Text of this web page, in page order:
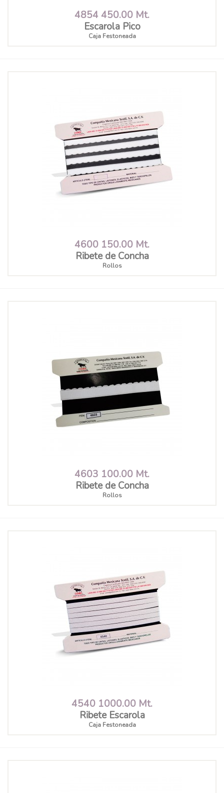
4854 450.00 Mt.
Escarola Pico
Caja Festoneada
4600 150.00 Mt.
Ribete de Concha
Rollos
4603 100.00 Mt.
Ribete de Concha
Rollos
4540 1000.00 Mt.
Ribete Escarola
Caja Festoneada